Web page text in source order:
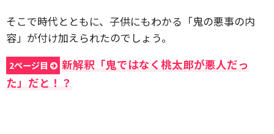
そこで時代とともに、子供にもわかる「鬼の悪事の内
容」が付け加えられたのでしょう。
2ページ目
新解釈「鬼ではなく桃太郎が悪人だっ
た」だと！？